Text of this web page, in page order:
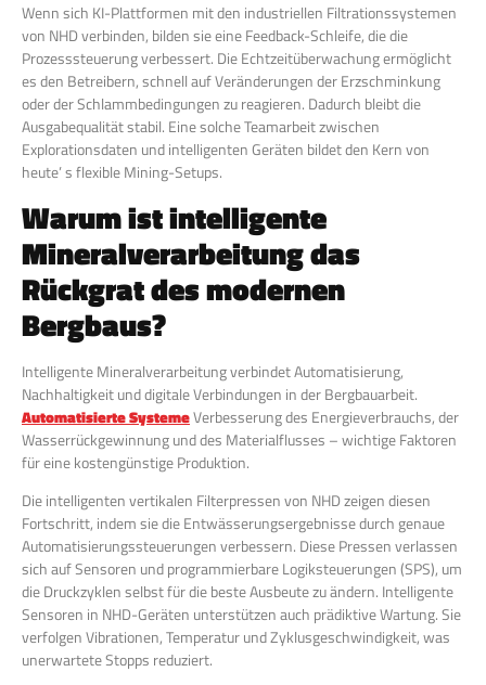
Wenn sich KI-Plattformen mit den industriellen Filtrationssystemen
von NHD verbinden, bilden sie eine Feedback-Schleife, die die
Prozesssteuerung verbessert. Die Echtzeitüberwachung ermöglicht
es den Betreibern, schnell auf Veränderungen der Erzschminkung
oder der Schlammbedingungen zu reagieren. Dadurch bleibt die
Ausgabequalität stabil. Eine solche Teamarbeit zwischen
Explorationsdaten und intelligenten Geräten bildet den Kern von
heute’ s flexible Mining-Setups.
Warum ist intelligente
Mineralverarbeitung das
Rückgrat des modernen
Bergbaus?
Intelligente Mineralverarbeitung verbindet Automatisierung,
Nachhaltigkeit und digitale Verbindungen in der Bergbauarbeit.
Automatisierte SystemeVerbesserung des Energieverbrauchs, der
Wasserrückgewinnung und des Materialflusses – wichtige Faktoren
für eine kostengünstige Produktion.
Die intelligenten vertikalen Filterpressen von NHD zeigen diesen
Fortschritt, indem sie die Entwässerungsergebnisse durch genaue
Automatisierungssteuerungen verbessern. Diese Pressen verlassen
sich auf Sensoren und programmierbare Logiksteuerungen (SPS), um
die Druckzyklen selbst für die beste Ausbeute zu ändern. Intelligente
Sensoren in NHD-Geräten unterstützen auch prädiktive Wartung. Sie
verfolgen Vibrationen, Temperatur und Zyklusgeschwindigkeit, was
unerwartete Stopps reduziert.